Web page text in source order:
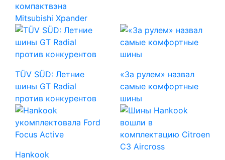
компактвэна
Mitsubishi Xpander
TÜV SÜD: Летние
шины GT Radial
против конкурентов
«За рулем» назвал
самые комфортные
шины
Hankook